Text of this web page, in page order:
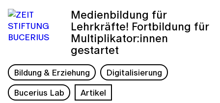
Medienbildung für
Lehrkräfte! Fortbildung für
Multiplikator:innen
gestartet
Bildung & Erziehung
Digitalisierung
Bucerius Lab
Artikel